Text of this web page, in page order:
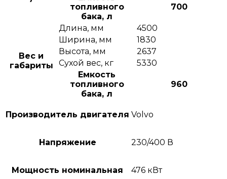
топливного
бака, л
700
Вес и
габариты
Длина, мм
4500
Ширина, мм
1830
Высота, мм
2637
Сухой вес, кг
5330
Емкость
топливного
бака, л
960
Производитель двигателя Volvo
Напряжение 230/400 В
Мощность номинальная 476 кВт